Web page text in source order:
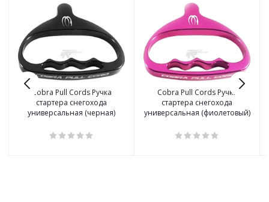
Cobra Pull Cords Ручка
стартера снегохода
универсальная (черная)
Cobra Pull Cords Ручка
стартера снегохода
универсальная (фиолетовый)